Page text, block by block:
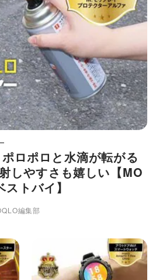
ポロポロと水滴が転がる
しやすさも嬉しい【MO
トバイ】
編集部